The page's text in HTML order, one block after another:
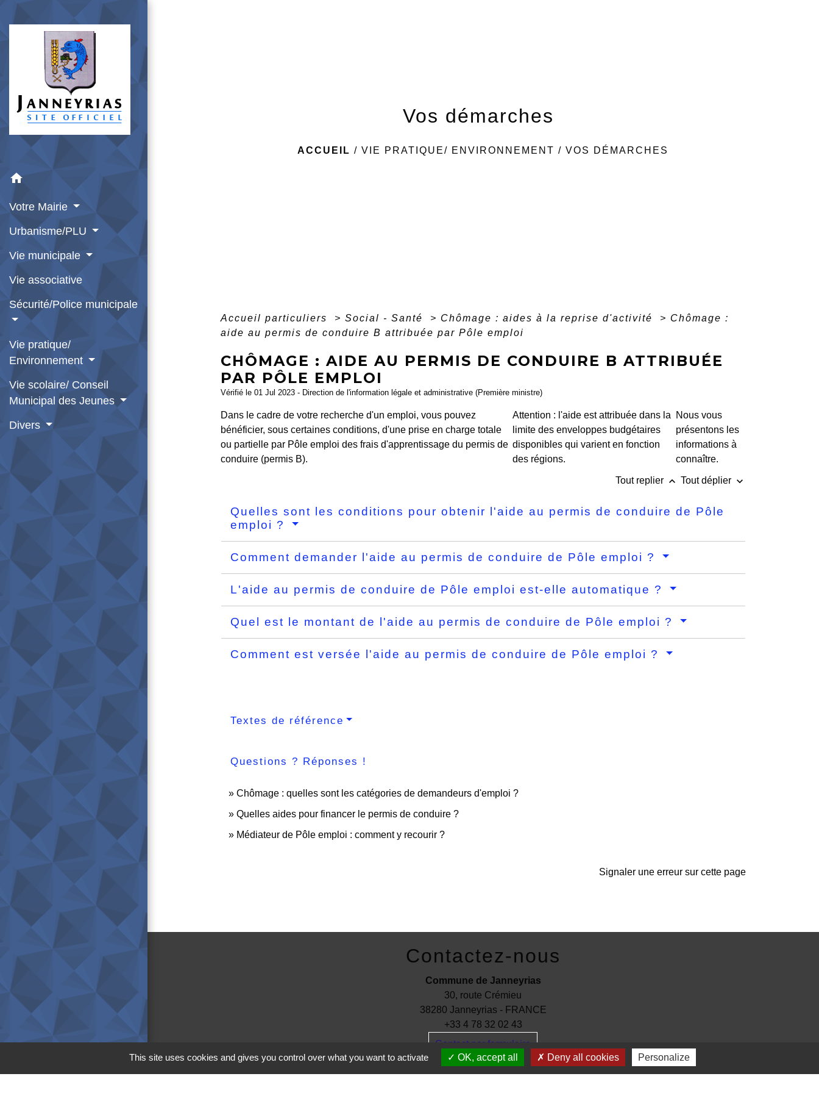
home
Votre Mairie
Urbanisme/PLU
Vie municipale
Vie associative
Sécurité/Police municipale
Vie pratique/
Environnement
Vie scolaire/ Conseil
Municipal des Jeunes
Divers
Vos démarches
ACCUEIL /VIE PRATIQUE/ ENVIRONNEMENT /VOS DÉMARCHES
Accueil particuliers > Social - Santé > Chômage : aides à la reprise d'activité > Chômage :
aide au permis de conduire B attribuée par Pôle emploi
CHÔMAGE : AIDE AU PERMIS DE CONDUIRE B ATTRIBUÉE
PAR PÔLE EMPLOI
Vérifié le 01 Jul 2023 - Direction de l'information légale et administrative (Première ministre)
Dans le cadre de votre recherche d'un emploi, vous pouvez
bénéficier, sous certaines conditions, d'une prise en charge totale
ou partielle par Pôle emploi des frais d'apprentissage du permis de
conduire (permis B).
Attention : l'aide est attribuée dans la
limite des enveloppes budgétaires
disponibles qui varient en fonction
des régions.
Nous vous
présentons les
informations à
connaître.
Tout replier keyboard_arrow_up Tout déplier keyboard_arrow_down
Quelles sont les conditions pour obtenir l'aide au permis de conduire de Pôle
emploi ?
Comment demander l'aide au permis de conduire de Pôle emploi ?
L'aide au permis de conduire de Pôle emploi est-elle automatique ?
Quel est le montant de l'aide au permis de conduire de Pôle emploi ?
Comment est versée l'aide au permis de conduire de Pôle emploi ?
Textes de référence
Questions ? Réponses !
Chômage : quelles sont les catégories de demandeurs d'emploi ?
Quelles aides pour financer le permis de conduire ?
Médiateur de Pôle emploi : comment y recourir ?
Signaler une erreur sur cette page
Contactez-nous
Commune de Janneyrias
30, route Crémieu
38280 Janneyrias - FRANCE
+33 4 78 32 02 43
Contact par formulaire
This site uses cookies and gives you control over what you want to activate
OK, accept all Deny all cookies Personalize